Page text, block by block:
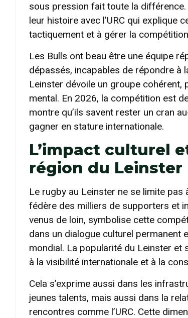
sous pression fait toute la différence.
leur histoire avec l’URC qui explique
tactiquement et à gérer la
Les Bulls ont beau être une équipe
dépassés, incapables de répondre à
Leinster dévoile un groupe
mental. En 2026, la compétition est
montre qu’ils savent rester un cran
gagner en stature internationale.
L’impact culturel
région du Leinster
Le rugby au Leinster ne se limite pas
fédère des milliers de supporters et
venus de loin, symbolise cette
dans un dialogue culturel permanent
mondial. La popularité du Leinster et
à la visibilité internationale et à la
Cela s’exprime aussi dans les
jeunes talents, mais aussi dans la
rencontres comme l’URC. Cette